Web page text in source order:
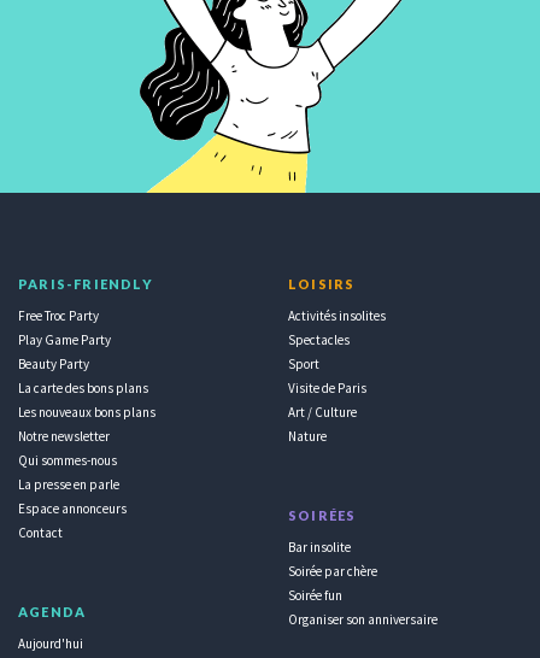
PARIS-FRIENDLY
Free Troc Party
Play Game Party
Beauty Party
La carte des bons plans
Les nouveaux bons plans
Notre newsletter
Qui sommes-nous
La presse en parle
Espace annonceurs
Contact
AGENDA
Aujourd'hui
LOISIRS
Activités insolites
Spectacles
Sport
Visite de Paris
Art / Culture
Nature
SOIRÉES
Bar insolite
Soirée par chère
Soirée fun
Organiser son anniversaire